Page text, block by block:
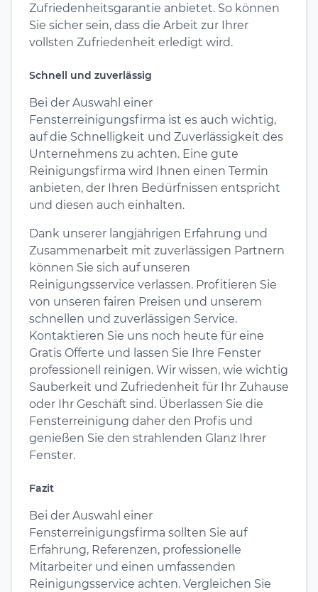
Zufriedenheitsgarantie anbietet. So können
Sie sicher sein, dass die Arbeit zur Ihrer
vollsten Zufriedenheit erledigt wird.
Schnell und zuverlässig
Bei der Auswahl einer
Fensterreinigungsfirma ist es auch wichtig,
auf die Schnelligkeit und Zuverlässigkeit des
Unternehmens zu achten. Eine gute
Reinigungsfirma wird Ihnen einen Termin
anbieten, der Ihren Bedürfnissen entspricht
und diesen auch einhalten.
Dank unserer langjährigen Erfahrung und
Zusammenarbeit mit zuverlässigen Partnern
können Sie sich auf unseren
Reinigungsservice verlassen. Profitieren Sie
von unseren fairen Preisen und unserem
schnellen und zuverlässigen Service.
Kontaktieren Sie uns noch heute für eine
Gratis Offerte und lassen Sie Ihre Fenster
professionell reinigen. Wir wissen, wie wichtig
Sauberkeit und Zufriedenheit für Ihr Zuhause
oder Ihr Geschäft sind. Überlassen Sie die
Fensterreinigung daher den Profis und
genießen Sie den strahlenden Glanz Ihrer
Fenster.
Fazit
Bei der Auswahl einer
Fensterreinigungsfirma sollten Sie auf
Erfahrung, Referenzen, professionelle
Mitarbeiter und einen umfassenden
Reinigungsservice achten. Vergleichen Sie